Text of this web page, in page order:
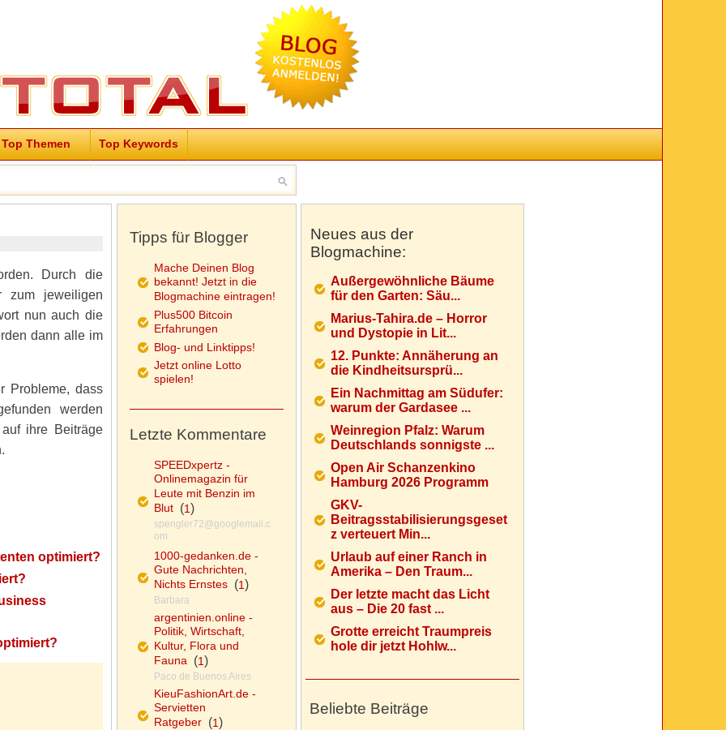
Top Themen Top Keywords
Durch die
zum jeweiligen
nun auch die
dann alle im
Probleme, dass
werden
ihre Beiträge
optimiert?
Neues aus der
Blogmachine:
Außergewöhnliche Bäume
für den Garten: Säu...
Marius-Tahira.de – Horror
und Dystopie in Lit...
12. Punkte: Annäherung an
die Kindheitsursprü...
Ein Nachmittag am Südufer:
warum der Gardasee ...
Weinregion Pfalz: Warum
Deutschlands sonnigste ...
Open Air Schanzenkino
Hamburg 2026 Programm
GKV-
Beitragsstabilisierungsgeset
z verteuert Min...
Urlaub auf einer Ranch in
Amerika – Den Traum...
Der letzte macht das Licht
aus – Die 20 fast ...
Grotte erreicht Traumpreis
hole dir jetzt Hohlw...
Beliebte Beiträge
Tipps für Blogger
Mache Deinen Blog
bekannt! Jetzt in die
Blogmachine eintragen!
Plus500 Bitcoin
Erfahrungen
Blog- und Linktipps!
Jetzt online Lotto
spielen!
Letzte Kommentare
SPEEDxpertz -
Onlinemagazin für
Leute mit Benzin im
Blut(1)
spengler72@googlemail.c
om
1000-gedanken.de -
Gute Nachrichten,
Nichts Ernstes(1)
Barbara
argentinien.online -
Politik, Wirtschaft,
Kultur, Flora und
Fauna(1)
Paco de Buenos Aires
KieuFashionArt.de -
Servietten
Ratgeber(1)